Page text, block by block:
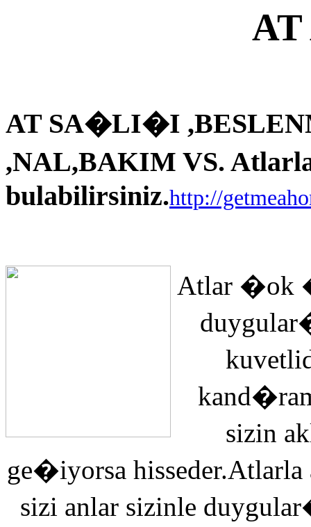
AT SA�LI�I
,NAL,BAKIM VS.
bulabilirsiniz.http://
Atlar �ok
sizin
ge�iyorsa
sizi anlar sizinle